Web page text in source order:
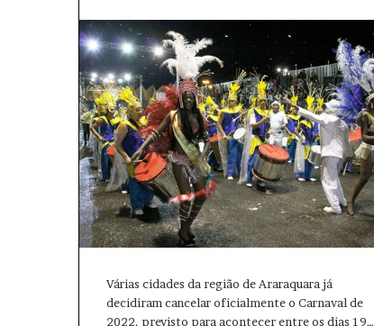
Várias cidades da região de Araraquara já
decidiram cancelar oficialmente o Carnaval de
2022, previsto para acontecer entre os dias 19…